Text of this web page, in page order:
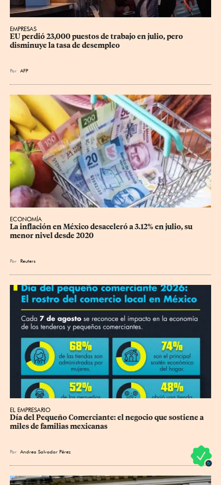
EMPRESAS
EU perdió 23,000 puestos de trabajo en julio, pero
disminuye la tasa de desempleo
Por AFP
ECONOMÍA
La inflación en México desaceleró a 3.12% en julio, su
menor nivel desde 2020
Por Reuters
EL EMPRESARIO
Día del Pequeño Comerciante: el negocio que sostiene a
miles de familias mexicanas
Por Andrea Salvador Pérez